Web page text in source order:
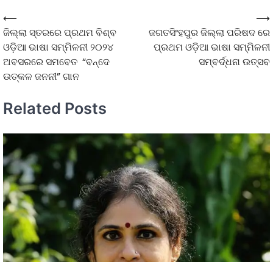
⟵
ଜିଲ୍ଲା ସ୍ତରରେ ପ୍ରଥମ ବିଶ୍ବ
ଓଡ଼ିଆ ଭାଷା ସମ୍ମିଳନୀ ୨୦୨୪
ଅବସରରେ ସମବେତ “ବନ୍ଦେ
ଉତ୍କଳ ଜନନୀ” ଗାନ
ଜଗତସିଂହପୁର ଜିଲ୍ଲା ପରିଷଦ ରେ
ପ୍ରଥମ ଓଡ଼ିଆ ଭାଷା ସମ୍ମିଳନୀ
ସମ୍ବର୍ଦ୍ଧନା ଉତ୍ସବ
⟶
Related Posts